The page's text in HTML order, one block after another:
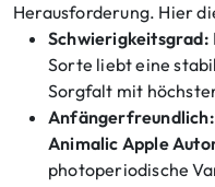
Herausforderung. Hier
Schwierigkeitsgrad:
Sorte liebt eine
Sorgfalt mit
Anfängerfreundlich:
Animalic Apple
photoperiodische